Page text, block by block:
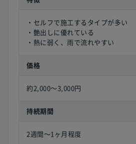
・セルフで施工するタイプが多い
・艶出しに優れている
・熱に弱く、雨で流れやすい
価格
約2,000〜3,000円
持続期間
2週間〜1ヶ月程度